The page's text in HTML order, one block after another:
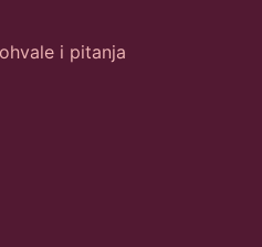
i pitanja